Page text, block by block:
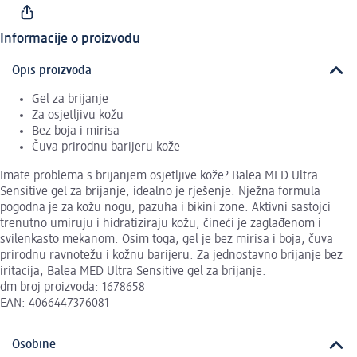
Informacije o proizvodu
Opis proizvoda
Gel za brijanje
Za osjetljivu kožu
Bez boja i mirisa
Čuva prirodnu barijeru kože
Imate problema s brijanjem osjetljive kože? Balea MED Ultra
Sensitive gel za brijanje, idealno je rješenje. Nježna formula
pogodna je za kožu nogu, pazuha i bikini zone. Aktivni sastojci
trenutno umiruju i hidratiziraju kožu, čineći je zaglađenom i
svilenkasto mekanom. Osim toga, gel je bez mirisa i boja, čuva
prirodnu ravnotežu i kožnu barijeru. Za jednostavno brijanje bez
iritacija, Balea MED Ultra Sensitive gel za brijanje.
dm broj proizvoda: 1678658
EAN: 4066447376081
Osobine